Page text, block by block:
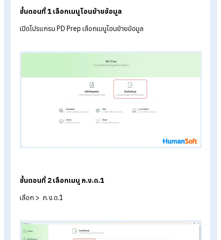
สามารถเลือก “เดือนที่ต้องการ” เพื่อดาวน์โหลดเอกสารได้เลย
วิธีการการยื่น ภ.ง.ด.1ผ่านโปรแกรม RD Prep